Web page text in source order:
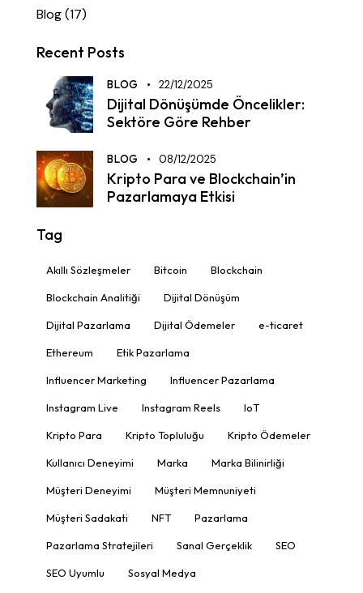
Blog(17)
Recent Posts
BLOG 22/12/2025
Dijital Dönüşümde Öncelikler:
Sektöre Göre Rehber
BLOG 08/12/2025
Kripto Para ve Blockchain’in
Pazarlamaya Etkisi
Tag
Akıllı Sözleşmeler Bitcoin Blockchain
Blockchain Analitiği Dijital Dönüşüm
Dijital Pazarlama Dijital Ödemeler e-ticaret
Ethereum Etik Pazarlama
Influencer Marketing Influencer Pazarlama
Instagram Live Instagram Reels IoT
Kripto Para Kripto Topluluğu Kripto Ödemeler
Kullanıcı Deneyimi Marka Marka Bilinirliği
Müşteri Deneyimi Müşteri Memnuniyeti
Müşteri Sadakati NFT Pazarlama
Pazarlama Stratejileri Sanal Gerçeklik SEO
SEO Uyumlu Sosyal Medya